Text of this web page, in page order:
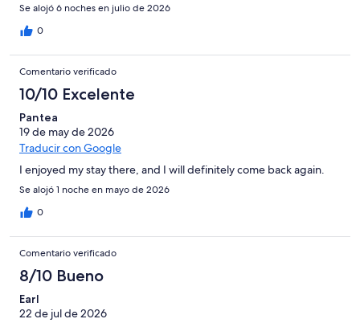
Se alojó 6 noches en julio de 2026
0
Comentario verificado
10/10 Excelente
Pantea
19 de may de 2026
Traducir con Google
I enjoyed my stay there, and I will definitely come back again.
Se alojó 1 noche en mayo de 2026
0
Comentario verificado
8/10 Bueno
Earl
22 de jul de 2026